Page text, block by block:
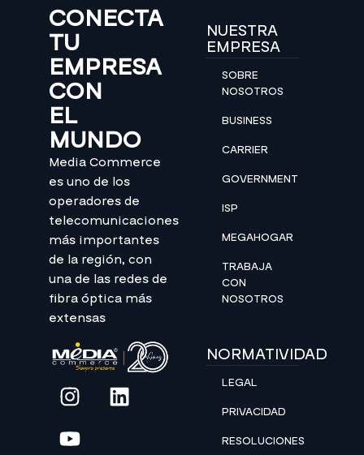
CONECTA
TU
EMPRESA
CON
EL
MUNDO
Media Commerce
es uno de los
operadores de
telecomunicaciones
más importantes
de la región, con
una de las redes de
fibra óptica más
extensas
NUESTRA
EMPRESA
SOBRE
NOSOTROS
BUSINESS
CARRIER
GOVERNMENT
ISP
MEGAHOGAR
TRABAJA
CON
NOSOTROS
NORMATIVIDAD
LEGAL
PRIVACIDAD
RESOLUCIONES